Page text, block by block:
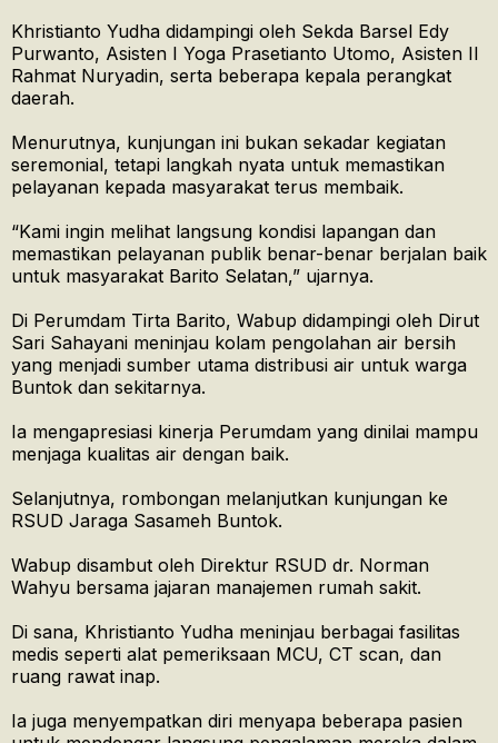
Khristianto Yudha didampingi oleh Sekda Barsel Edy
Purwanto, Asisten I Yoga Prasetianto Utomo, Asisten II
Rahmat Nuryadin, serta beberapa kepala perangkat
daerah.
Menurutnya, kunjungan ini bukan sekadar kegiatan
seremonial, tetapi langkah nyata untuk memastikan
pelayanan kepada masyarakat terus membaik.
“Kami ingin melihat langsung kondisi lapangan dan
memastikan pelayanan publik benar-benar berjalan baik
untuk masyarakat Barito Selatan,” ujarnya.
Di Perumdam Tirta Barito, Wabup didampingi oleh Dirut
Sari Sahayani meninjau kolam pengolahan air bersih
yang menjadi sumber utama distribusi air untuk warga
Buntok dan sekitarnya.
Ia mengapresiasi kinerja Perumdam yang dinilai mampu
menjaga kualitas air dengan baik.
Selanjutnya, rombongan melanjutkan kunjungan ke
RSUD Jaraga Sasameh Buntok.
Wabup disambut oleh Direktur RSUD dr. Norman
Wahyu bersama jajaran manajemen rumah sakit.
Di sana, Khristianto Yudha meninjau berbagai fasilitas
medis seperti alat pemeriksaan MCU, CT scan, dan
ruang rawat inap.
Ia juga menyempatkan diri menyapa beberapa pasien